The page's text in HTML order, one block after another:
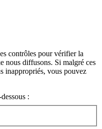
contrôles pour vérifier la
nous diffusons. Si malgré ces
inappropriés, vous pouvez
: